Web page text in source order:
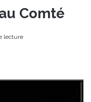
Comté
lecture